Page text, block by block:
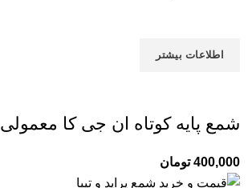
اطلاعات بیشتر
شمع پایه کوتاه ان جی کا معمولی
400,000 تومان